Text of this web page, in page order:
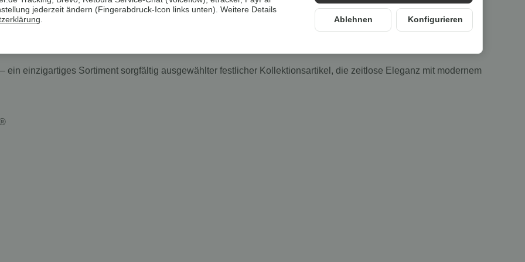
mit Metallic-Animal-Schimmereffekt
ein einzigartiges Sortiment sorgfältig ausgewählter festlicher Kollektionsartikel, die zeitlose Eleganz mit modernem
Ablehnen Konfigurieren
jederzeit ändern (Fingerabdruck-Icon links unten). Weitere Details